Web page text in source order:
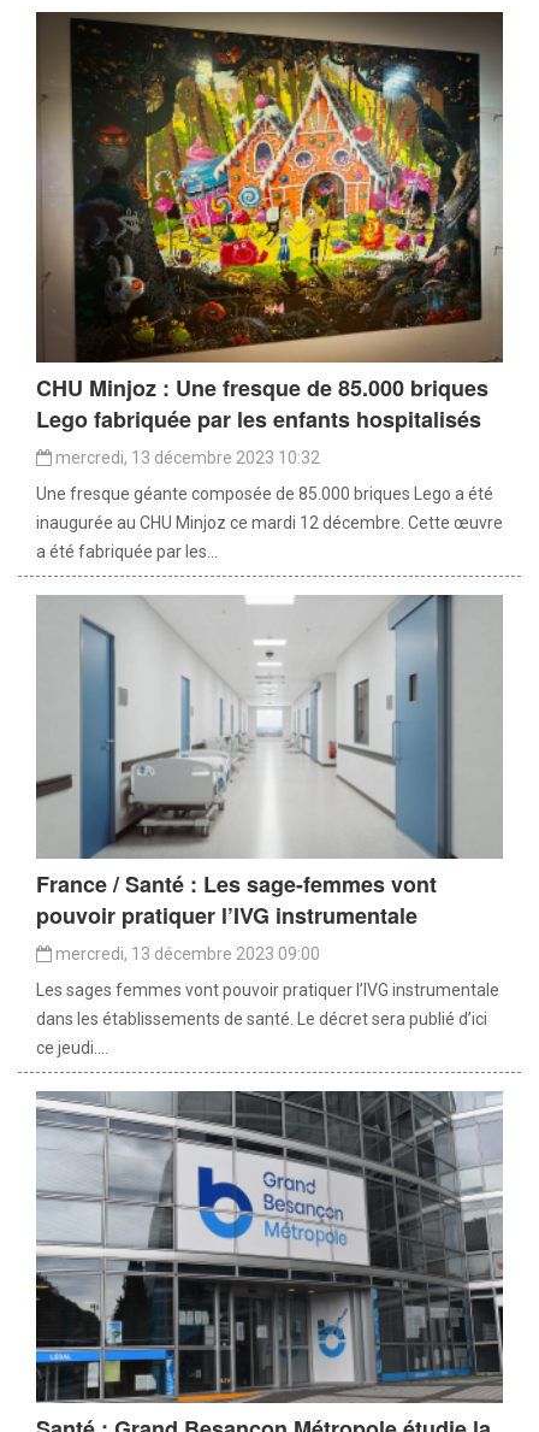
CHU Minjoz : Une fresque de 85.000 briques
Lego fabriquée par les enfants hospitalisés
mercredi, 13 décembre 2023 10:32
Une fresque géante composée de 85.000 briques Lego a été
inaugurée au CHU Minjoz ce mardi 12 décembre. Cette œuvre
a été fabriquée par les...
France / Santé : Les sage-femmes vont
pouvoir pratiquer l’IVG instrumentale
mercredi, 13 décembre 2023 09:00
Les sages femmes vont pouvoir pratiquer l’IVG instrumentale
dans les établissements de santé. Le décret sera publié d’ici
ce jeudi....